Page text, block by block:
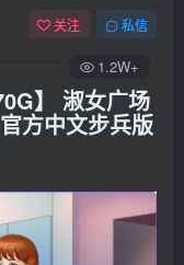
关注 私信
1.2W+
】 淑女广场
方中文步兵版